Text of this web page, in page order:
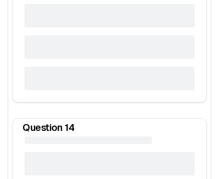
Question 14